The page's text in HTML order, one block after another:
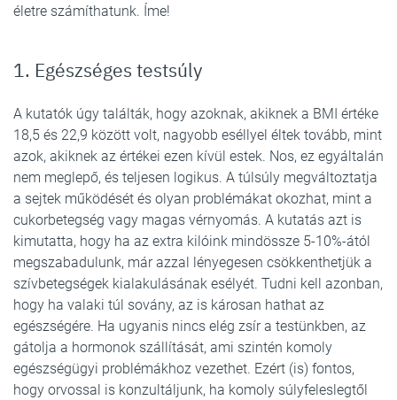
életre számíthatunk. Íme!
1. Egészséges testsúly
A kutatók úgy találták, hogy azoknak, akiknek a BMI értéke
18,5 és 22,9 között volt, nagyobb eséllyel éltek tovább, mint
azok, akiknek az értékei ezen kívül estek. Nos, ez egyáltalán
nem meglepő, és teljesen logikus. A túlsúly megváltoztatja
a sejtek működését és olyan problémákat okozhat, mint a
cukorbetegség vagy magas vérnyomás. A kutatás azt is
kimutatta, hogy ha az extra kilóink mindössze 5-10%-ától
megszabadulunk, már azzal lényegesen csökkenthetjük a
szívbetegségek kialakulásának esélyét. Tudni kell azonban,
hogy ha valaki túl sovány, az is károsan hathat az
egészségére. Ha ugyanis nincs elég zsír a testünkben, az
gátolja a hormonok szállítását, ami szintén komoly
egészségügyi problémákhoz vezethet. Ezért (is) fontos,
hogy orvossal is konzultáljunk, ha komoly súlyfeleslegtől